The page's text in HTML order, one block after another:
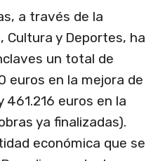
a través de la
Cultura y Deportes, ha
un total de
euros en la mejora de
461.216 euros en la
ya finalizadas).
económica que se